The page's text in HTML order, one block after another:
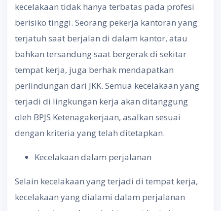
kecelakaan tidak hanya terbatas pada profesi
berisiko tinggi. Seorang pekerja kantoran yang
terjatuh saat berjalan di dalam kantor, atau
bahkan tersandung saat bergerak di sekitar
tempat kerja, juga berhak mendapatkan
perlindungan dari JKK. Semua kecelakaan yang
terjadi di lingkungan kerja akan ditanggung
oleh BPJS Ketenagakerjaan, asalkan sesuai
dengan kriteria yang telah ditetapkan.
Kecelakaan dalam perjalanan
Selain kecelakaan yang terjadi di tempat kerja,
kecelakaan yang dialami dalam perjalanan